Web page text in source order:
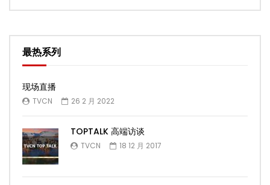
最热系列
现场直播
TVCN 26 2 月 2022
TOPTALK 高端访谈
TVCN 18 12 月 2017